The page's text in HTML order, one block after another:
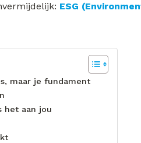
ESG
maar je fundament
het aan jou